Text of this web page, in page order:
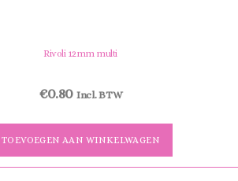
Rivoli 12mm multi
€0.80 Incl. BTW
TOEVOEGEN AAN WINKELWAGEN